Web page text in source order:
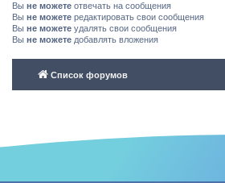
Вы не можете отвечать на сообщения
Вы не можете редактировать свои сообщения
Вы не можете удалять свои сообщения
Вы не можете добавлять вложения
Список форумов